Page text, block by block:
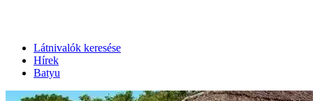
Látnivalók keresése
Hírek
Batyu